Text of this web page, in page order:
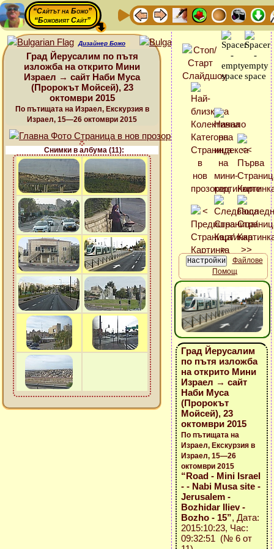
“Сайтът на Божо”
“Божовият Сайт”
Дизайнер Божо
Град Йерусалим по пътя
изложба на открито Мини
Израел → сайт Наби Муса
(Пророкът Мойсей), 23
октомври 2015
По пътищата на Израел, Екскурзия в
Израел, 15—26 октомври 2015
Снимки в албума (11):
Файлове
Помощ
Град Йерусалим
по пътя изложба
на открито Мини
Израел → сайт
Наби Муса
(Пророкът
Мойсей), 23
октомври 2015
По пътищата на
Израел, Екскурзия в
Израел, 15—26
октомври 2015
“Road - Mini Israel
- - Nabi Musa site -
Jerusalem -
Bozhidar Iliev -
Bozho - 15”, Дата:
2015:10:23, Час:
09:32:51 (№ 6 от